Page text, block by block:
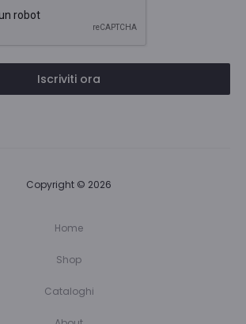
Iscriviti ora
Copyright © 2026
Home
Shop
Cataloghi